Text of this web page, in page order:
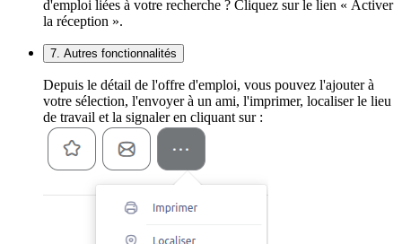
d'emploi liées à votre recherche ? Cliquez sur le lien « Activer
la réception ».
7. Autres fonctionnalités
Depuis le détail de l'offre d'emploi, vous pouvez l'ajouter à
votre sélection, l'envoyer à un ami, l'imprimer, localiser le lieu
de travail et la signaler en cliquant sur :